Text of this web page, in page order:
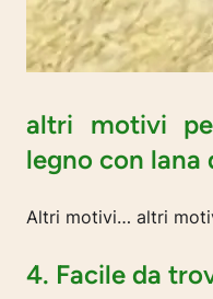
altri motivi
legno con lana
Altri motivi… altri
4. Facile da